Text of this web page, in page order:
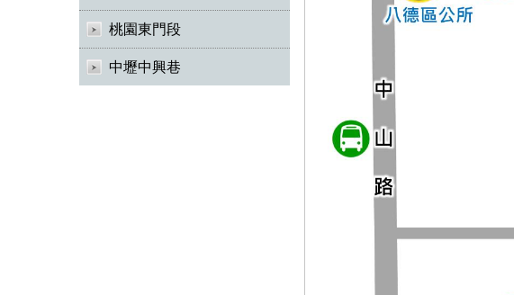
桃園東門段
中壢中興巷